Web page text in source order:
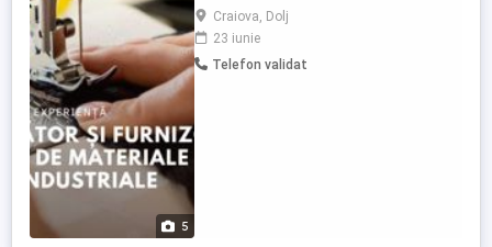
5
Carcea Salariu atractiv, transport asigurat
și bonusuri . Contract de munca pe
perioada nedeterminata . Prime de
sarbatori , prime pentru proiecte .
Craiova, Dolj
23 iunie
Telefon validat